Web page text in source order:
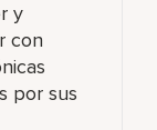
y
con
por sus